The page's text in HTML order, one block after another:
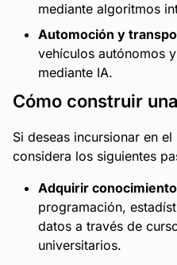
mediante algoritmos
Automoción y
vehículos autónomos
mediante IA.
Cómo construir
Si deseas incursionar en
considera los siguientes
Adquirir
programación,
datos a través de
universitarios.